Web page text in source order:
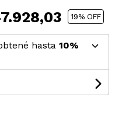
19% OFF
hasta 10%